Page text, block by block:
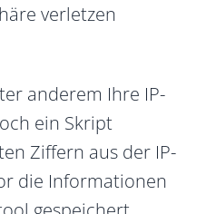
verletzen
anderem Ihre IP-
ein Skript
Ziffern aus der IP-
die Informationen